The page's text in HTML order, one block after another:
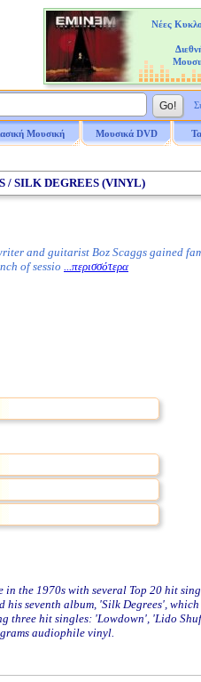
Νέες
Μουσική Μουσικά DVD
/ SILK DEGREES (VINYL)
and guitarist Boz Scaggs gained
of sessio ...περισσότερα
the 1970s with several Top 20 hit
seventh album, 'Silk Degrees',
hit singles: 'Lowdown', 'Lido
audiophile vinyl.